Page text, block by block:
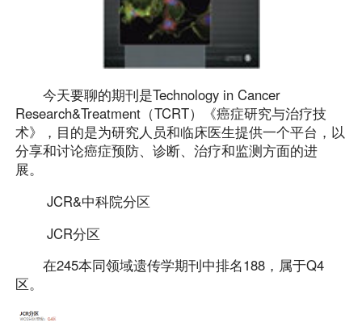
今天要聊的期刊是Technology in Cancer
Research&Treatment（TCRT）《癌症研究与治疗技
术》，目的是为研究人员和临床医生提供一个平台，以
分享和讨论癌症预防、诊断、治疗和监测方面的进
展。
JCR&中科院分区
JCR分区
在245本同领域遗传学期刊中排名188，属于Q4
区。